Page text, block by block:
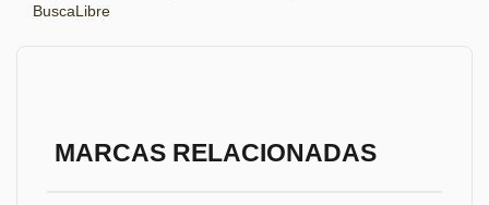
BuscaLibre
MARCAS RELACIONADAS